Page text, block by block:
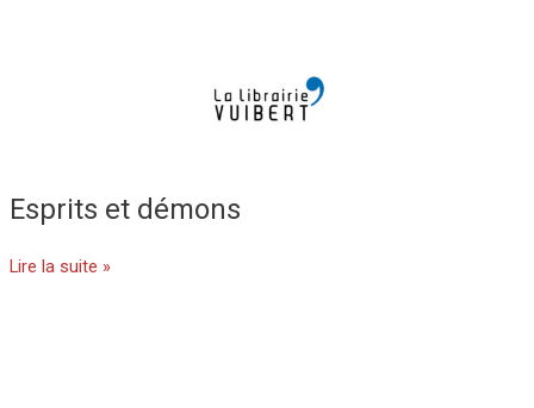
Esprits et démons
Lire la suite »